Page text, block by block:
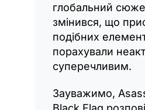
глобальний
змінився, що
подібних
порахували
суперечливим.
Зауважимо,